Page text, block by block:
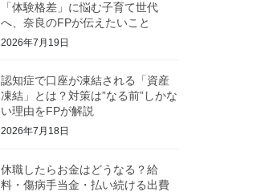
「体験格差」に悩む子育て世代
へ、奈良のFPが伝えたいこと
2026年7月19日
認知症で口座が凍結される「資産
凍結」とは？対策は”なる前”しかな
い理由をFPが解説
2026年7月18日
休職したらお金はどうなる？給
料・傷病手当金・払い続ける出費